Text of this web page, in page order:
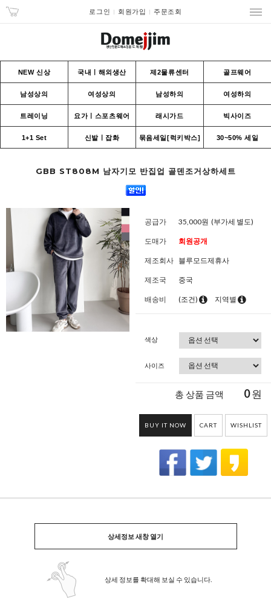
로그인 회원가입 주문조회
NEW 신상 국내ㅣ해외생산 제2물류센터 골프웨어
남성상의 여성상의 남성하의 여성하의
트레이닝 요가ㅣ스포츠웨어 래시가드 빅사이즈
1+1 Set 신발ㅣ잡화 묶음세일[럭키박스] 30~50% 세일
GBB ST808M 남자기모 반집업 골덴조거상하세트
공급가 35,000원 (부가세 별도)
도매가 회원공개
제조회사 블루모드제휴사
제조국 중국
배송비 (조건) 지역별
색상
사이즈
총 상품 금액 0원
BUY IT NOW CART WISHLIST
상세정보 새창 열기
상세 정보를 확대해 보실 수 있습니다.